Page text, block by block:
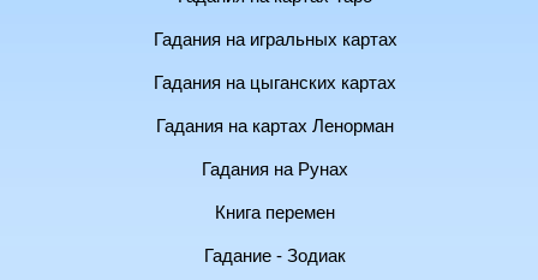
Гадания на игральных картах
Гадания на цыганских картах
Гадания на картах Ленорман
Гадания на Рунах
Книга перемен
Гадание - Зодиак